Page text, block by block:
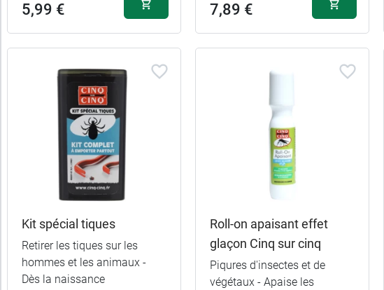
5,99 € 7,89 €
Kit spécial tiques
Retirer les tiques sur les
hommes et les animaux -
Dès la naissance
Roll-on apaisant effet
glaçon Cinq sur cinq
Piqures d'insectes et de
végétaux - Apaise les